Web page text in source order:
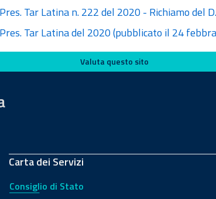
Tar Latina n. 222 del 2020 - Richiamo del
Tar Latina del 2020 (pubblicato il 24
Valuta questo sito
Carta dei Servizi
Consiglio di Stato